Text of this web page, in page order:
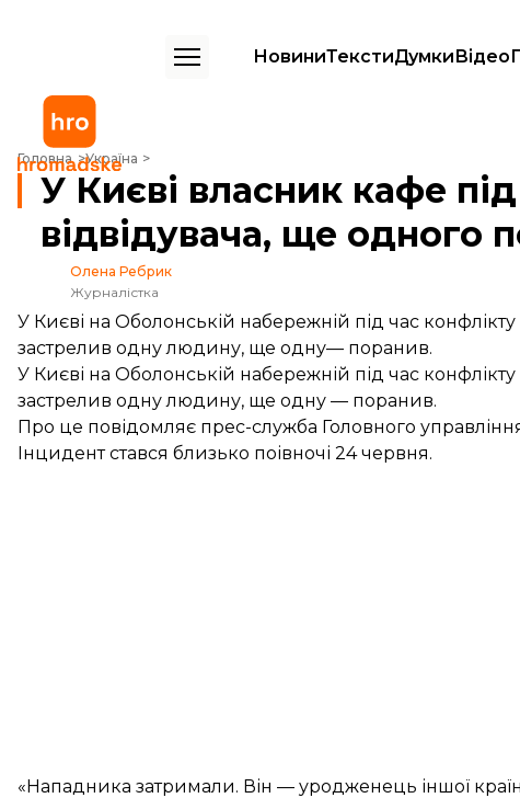
НовиниТекстиДумкиВідео
Головна Україна
У Києві власник кафе під час конфлікту застрелив відвідувача, ще
У Києві власник кафе
відвідувача, ще одного
Олена Ребрик
Журналістка
У Києві на Оболонській набережній під час
застрелив одну людину, ще одну— поранив.
У Києві на Оболонській набережній під час
застрелив одну людину, ще одну — поранив.
Про це повідомляє прес-служба Головного управління
Інцидент стався близько поівночі 24 червня.
«Нападника затримали. Він — уродженець іншої